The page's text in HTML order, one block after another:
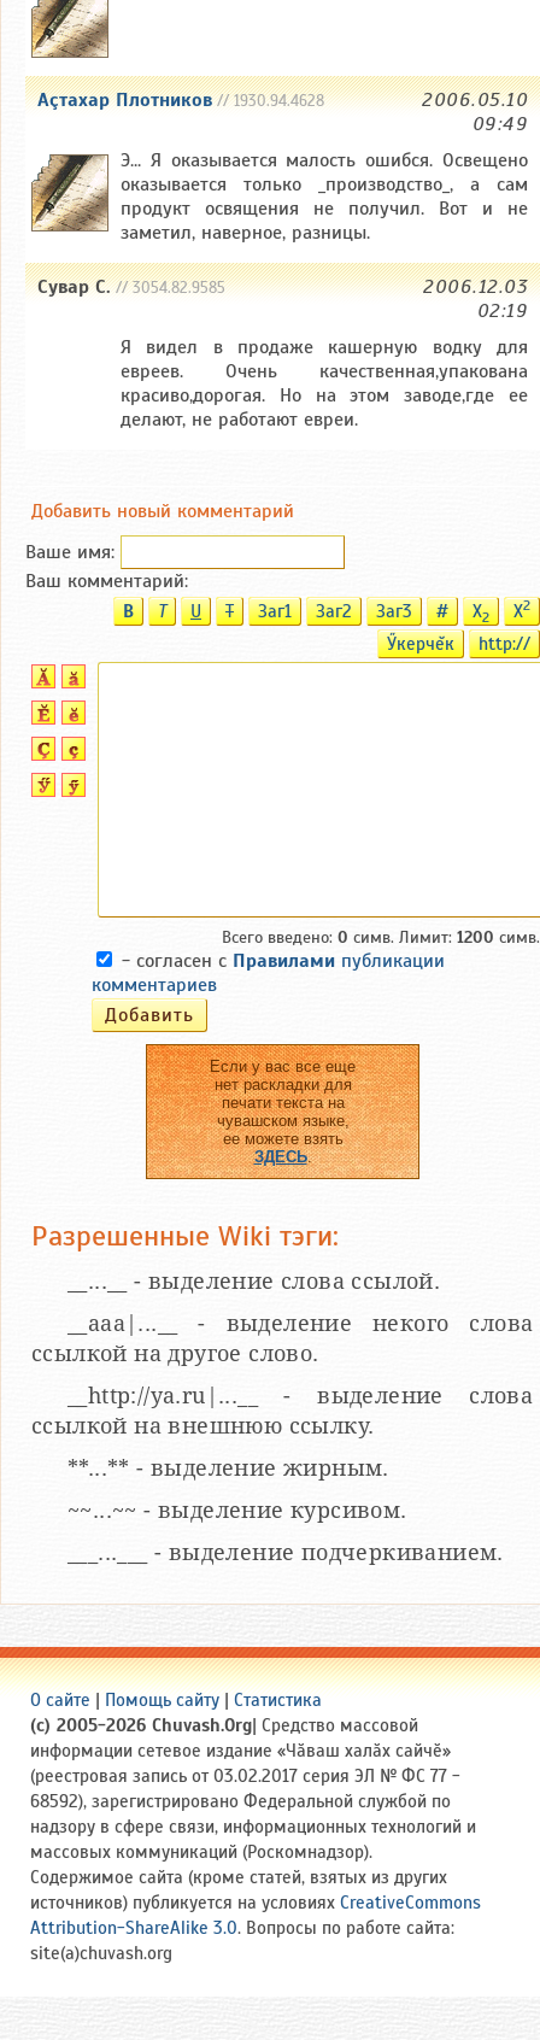
Аçтахар Плотников// 1930.94.4628
2006.05.10
09:49
Э... Я оказывается малость ошибся. Освещено
оказывается только _производство_, а сам
продукт освящения не получил. Вот и не
заметил, наверное, разницы.
Сувар С.// 3054.82.9585
2006.12.03
02:19
Я видел в продаже кашерную водку для
евреев. Очень качественная,упакована
красиво,дорогая. Но на этом заводе,где ее
делают, не работают евреи.
Добавить новый комментарий
Ваше имя:
Ваш комментарий:
B T U T Заг1 Заг2 Заг3 # X2 X2
Ӳкерчĕк http://
Всего введено: 0 симв. Лимит: 1200 симв.
- согласен с Правилами публикации
комментариев
Если у вас все еще
нет раскладки для
печати текста на
чувашском языке,
ее можете взять
ЗДЕСЬ.
Разрешенные Wiki тэги:
__...__ - выделение слова ссылой.
__aaa|...__ - выделение некого слова
ссылкой на другое слово.
__http://ya.ru|...__ - выделение слова
ссылкой на внешнюю ссылку.
**...** - выделение жирным.
~~...~~ - выделение курсивом.
___...___ - выделение подчеркиванием.
О сайте | Помощь сайту | Статистика
(c) 2005-2026 Chuvash.Org| Средство массовой
информации сетевое издание «Чӑваш халӑх сайчӗ»
(реестровая запись от 03.02.2017 серия ЭЛ № ФС 77 -
68592), зарегистрировано Федеральной службой по
надзору в сфере связи, информационных технологий и
массовых коммуникаций (Роскомнадзор).
Содержимое сайта (кроме статей, взятых из других
источников) публикуется на условиях CreativeCommons
Attribution-ShareAlike 3.0. Вопросы по работе сайта:
site(a)chuvash.org